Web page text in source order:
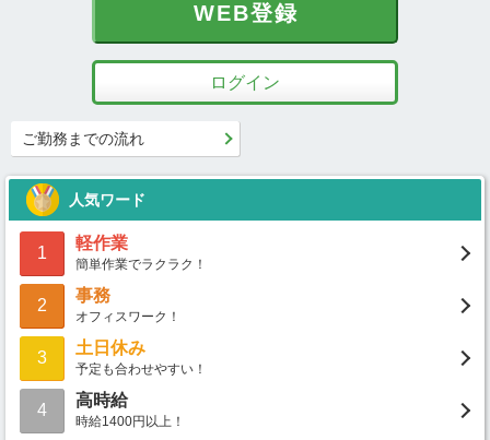
WEB登録
ログイン
ご勤務までの流れ
人気ワード
1
軽作業
簡単作業でラクラク！
2
事務
オフィスワーク！
3
土日休み
予定も合わせやすい！
4
高時給
時給1400円以上！